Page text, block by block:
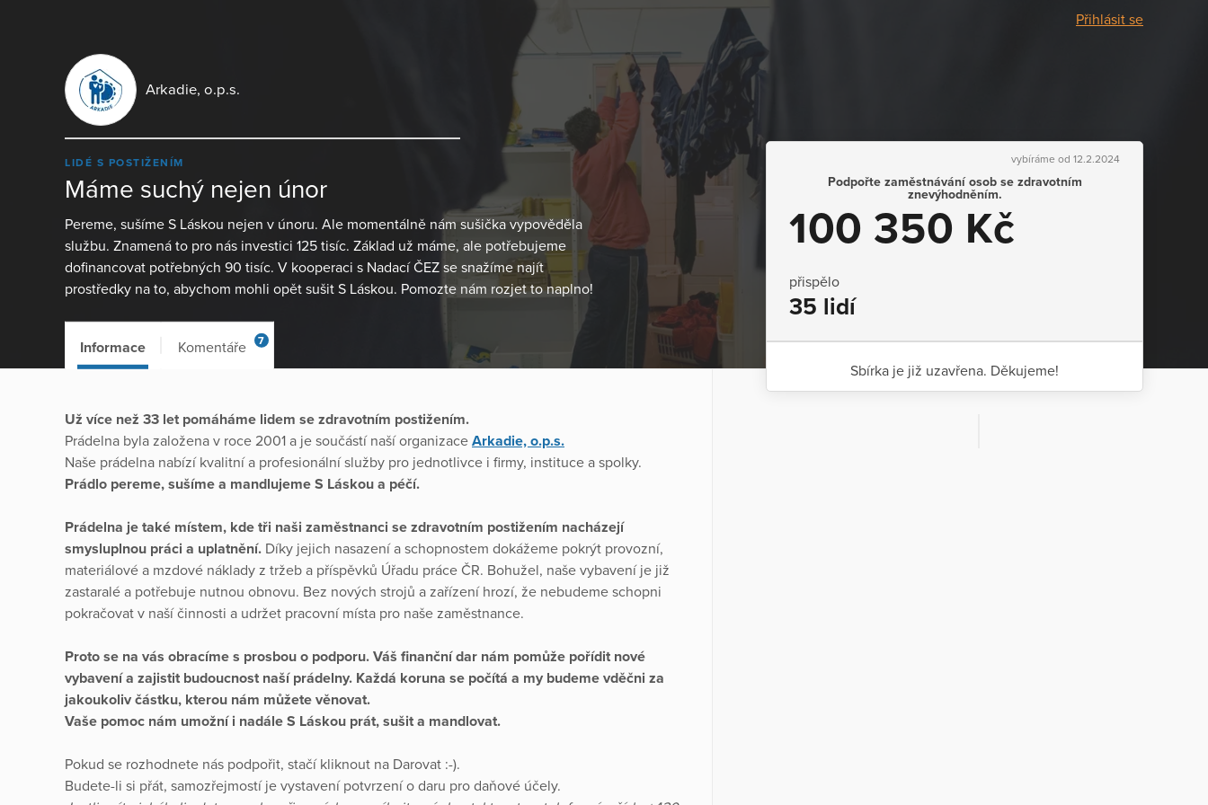
Přihlásit se
Arkadie, o.p.s.
LIDÉ S POSTIŽENÍM
Máme suchý nejen únor
Pereme, sušíme S Láskou nejen v únoru. Ale momentálně nám sušička vypověděla
službu. Znamená to pro nás investici 125 tisíc. Základ už máme, ale potřebujeme
dofinancovat potřebných 90 tisíc. V kooperaci s Nadací ČEZ se snažíme najít
prostředky na to, abychom mohli opět sušit S Láskou. Pomozte nám rozjet to naplno!
vybíráme od 12.2.2024
Podpořte zaměstnávání osob se zdravotním
znevýhodněním.
100 350 Kč
přispělo
35 lidí
Sbírka je již uzavřena. Děkujeme!
Informace Komentáře 7
Už více než 33 let pomáháme lidem se zdravotním postižením.
Prádelna byla založena v roce 2001 a je součástí naší organizace Arkadie, o.p.s.
Naše prádelna nabízí kvalitní a profesionální služby pro jednotlivce i firmy, instituce a spolky.
Prádlo pereme, sušíme a mandlujeme S Láskou a péčí.
Prádelna je také místem, kde tři naši zaměstnanci se zdravotním postižením nacházejí
smysluplnou práci a uplatnění. Díky jejich nasazení a schopnostem dokážeme pokrýt provozní,
materiálové a mzdové náklady z tržeb a příspěvků Úřadu práce ČR. Bohužel, naše vybavení je již
zastaralé a potřebuje nutnou obnovu. Bez nových strojů a zařízení hrozí, že nebudeme schopni
pokračovat v naší činnosti a udržet pracovní místa pro naše zaměstnance.
Proto se na vás obracíme s prosbou o podporu. Váš finanční dar nám pomůže pořídit nové
vybavení a zajistit budoucnost naší prádelny. Každá koruna se počítá a my budeme vděčni za
jakoukoliv částku, kterou nám můžete věnovat.
Vaše pomoc nám umožní i nadále S Láskou prát, sušit a mandlovat.
Pokud se rozhodnete nás podpořit, stačí kliknout na Darovat :-).
Budete-li si přát, samozřejmostí je vystavení potvrzení o daru pro daňové účely.